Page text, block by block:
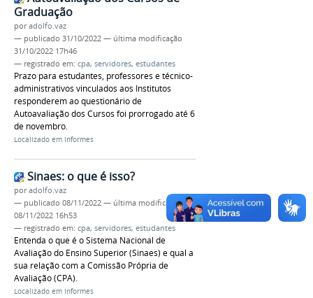
Graduação
poradolfo.vaz
— publicado 31/10/2022 — última modificação
31/10/2022 17h46
— registrado em: cpa, servidores, estudantes
Prazo para estudantes, professores e técnico-
administrativos vinculados aos Institutos
responderem ao questionário de
Autoavaliação dos Cursos foi prorrogado até 6
de novembro.
Localizado em Informes
Sinaes: o que é isso?
poradolfo.vaz
— publicado 08/11/2022 — última modificação
08/11/2022 16h53
— registrado em: cpa, servidores, estudantes
Entenda o que é o Sistema Nacional de
Avaliação do Ensino Superior (Sinaes) e qual a
sua relação com a Comissão Própria de
Avaliação (CPA).
Localizado em Informes